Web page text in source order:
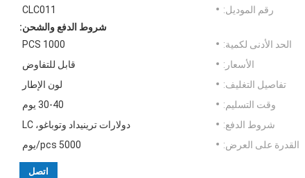
رقم الموديل:
CLC011
شروط الدفع والشحن:
الحد الأدنى لكمية:
1000 PCS
الأسعار:
قابل للتفاوض
تفاصيل التغليف:
لون الإطار
وقت التسليم:
30-40 يوم
شروط الدفع:
دولارات ترينيداد وتوباغو، LC
القدرة على العرض:
5000 pcs/يوم
اتصل